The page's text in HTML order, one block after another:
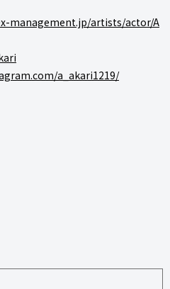
management.jp/artists/actor/A
a_akari1219/